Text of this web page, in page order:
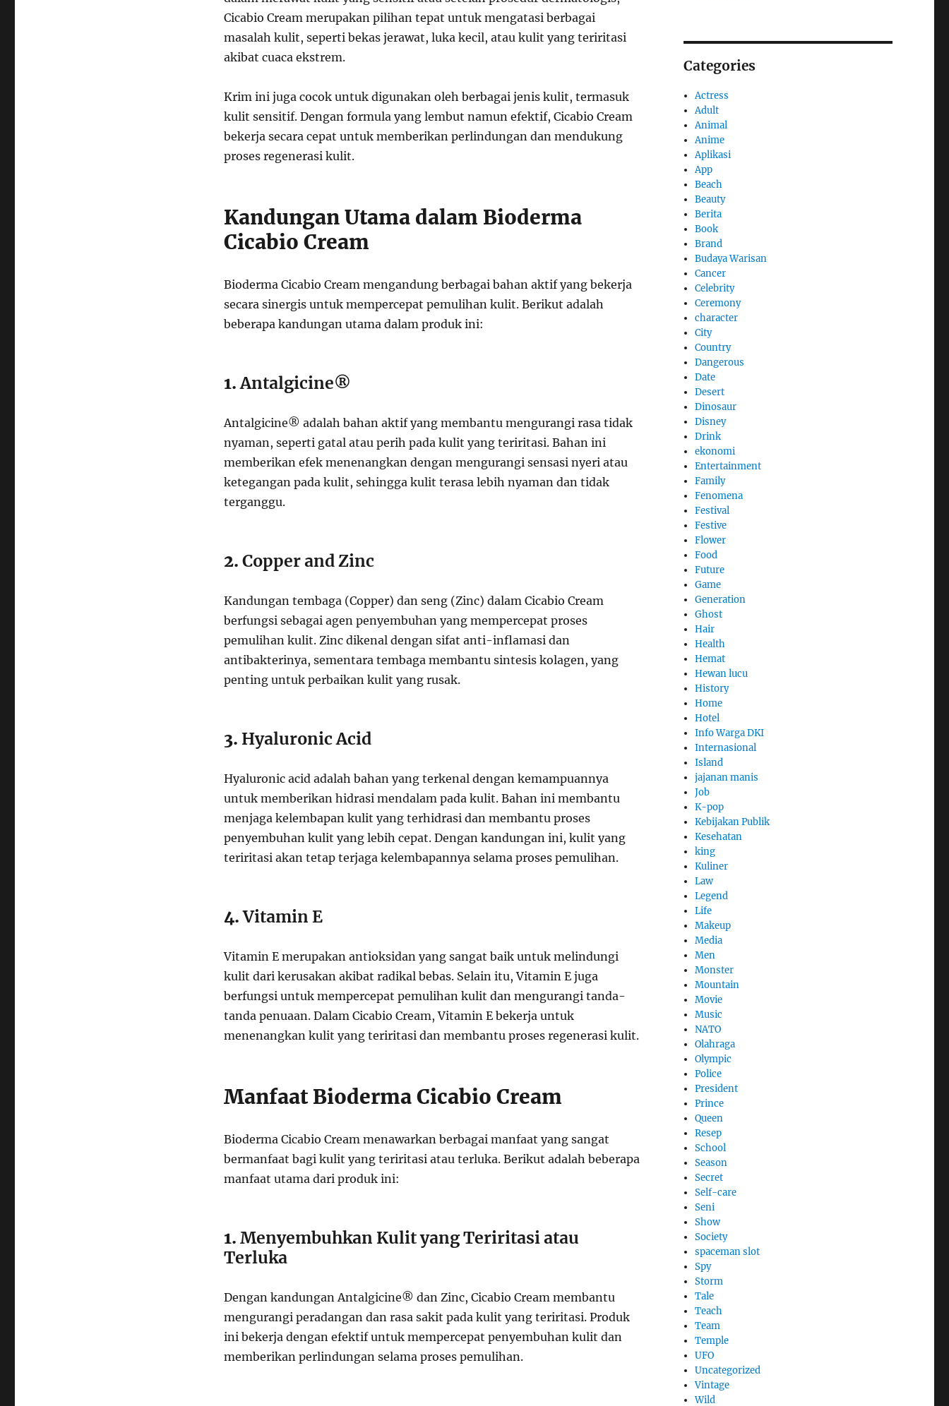
Cicabio Cream merupakan pilihan tepat untuk mengatasi berbagai
masalah kulit, seperti bekas jerawat, luka kecil, atau kulit yang teriritasi
akibat cuaca ekstrem.
Krim ini juga cocok untuk digunakan oleh berbagai jenis kulit, termasuk
kulit sensitif. Dengan formula yang lembut namun efektif, Cicabio Cream
bekerja secara cepat untuk memberikan perlindungan dan mendukung
proses regenerasi kulit.
Kandungan Utama dalam Bioderma
Cicabio Cream
Bioderma Cicabio Cream mengandung berbagai bahan aktif yang bekerja
secara sinergis untuk mempercepat pemulihan kulit. Berikut adalah
beberapa kandungan utama dalam produk ini:
1.Antalgicine®
Antalgicine® adalah bahan aktif yang membantu mengurangi rasa tidak
nyaman, seperti gatal atau perih pada kulit yang teriritasi. Bahan ini
memberikan efek menenangkan dengan mengurangi sensasi nyeri atau
ketegangan pada kulit, sehingga kulit terasa lebih nyaman dan tidak
terganggu.
2. Copper and Zinc
Kandungan tembaga (Copper) dan seng (Zinc) dalam Cicabio Cream
berfungsi sebagai agen penyembuhan yang mempercepat proses
pemulihan kulit. Zinc dikenal dengan sifat anti-inflamasi dan
antibakterinya, sementara tembaga membantu sintesis kolagen, yang
penting untuk perbaikan kulit yang rusak.
3. Hyaluronic Acid
Hyaluronic acid adalah bahan yang terkenal dengan kemampuannya
untuk memberikan hidrasi mendalam pada kulit. Bahan ini membantu
menjaga kelembapan kulit yang terhidrasi dan membantu proses
penyembuhan kulit yang lebih cepat. Dengan kandungan ini, kulit yang
teriritasi akan tetap terjaga kelembapannya selama proses pemulihan.
4.Vitamin E
Vitamin E merupakan antioksidan yang sangat baik untuk melindungi
kulit dari kerusakan akibat radikal bebas. Selain itu, Vitamin E juga
berfungsi untuk mempercepat pemulihan kulit dan mengurangi tanda-
tanda penuaan. Dalam Cicabio Cream, Vitamin E bekerja untuk
menenangkan kulit yang teriritasi dan membantu proses regenerasi kulit.
Manfaat Bioderma Cicabio Cream
Bioderma Cicabio Cream menawarkan berbagai manfaat yang sangat
bermanfaat bagi kulit yang teriritasi atau terluka. Berikut adalah beberapa
manfaat utama dari produk ini:
1. Menyembuhkan Kulit yang Teriritasi atau
Terluka
Dengan kandungan Antalgicine® dan Zinc, Cicabio Cream membantu
mengurangi peradangan dan rasa sakit pada kulit yang teriritasi. Produk
ini bekerja dengan efektif untuk mempercepat penyembuhan kulit dan
memberikan perlindungan selama proses pemulihan.
Categories
Actress
Adult
Animal
Anime
Aplikasi
App
Beach
Beauty
Berita
Book
Brand
Budaya Warisan
Cancer
Celebrity
Ceremony
character
City
Country
Dangerous
Date
Desert
Dinosaur
Disney
Drink
ekonomi
Entertainment
Family
Fenomena
Festival
Festive
Flower
Food
Future
Game
Generation
Ghost
Hair
Health
Hemat
Hewan lucu
History
Home
Hotel
Info Warga DKI
Internasional
Island
jajanan manis
Job
K-pop
Kebijakan Publik
Kesehatan
king
Kuliner
Law
Legend
Life
Makeup
Media
Men
Monster
Mountain
Movie
Music
NATO
Olahraga
Olympic
Police
President
Prince
Queen
Resep
School
Season
Secret
Self-care
Seni
Show
Society
spaceman slot
Spy
Storm
Tale
Teach
Team
Temple
UFO
Uncategorized
Vintage
Wild